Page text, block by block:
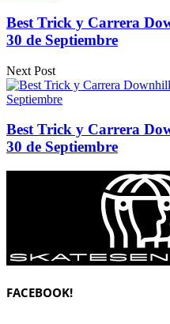
Best Trick y Carrera
30 de Septiembre
Next Post
Best Trick y Carrera
30 de Septiembre
FACEBOOK!